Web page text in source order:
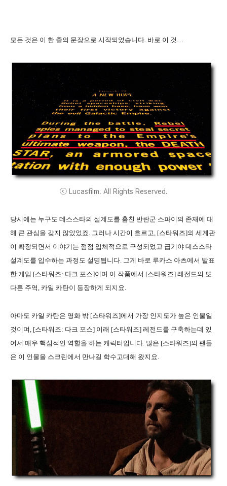
모든 것은 이 한 줄의 문장으로 시작되었습니다. 바로 이 것…
ⓒ Lucasfilm. All Rights Reserved.
당시에는 누구도 데스스타의 설계도를 훔친 반란군 스파이의 존재에 대
해 큰 관심을 갖지 않았었죠. 그러나 시간이 흐르고, [스타워즈]의 세계관
이 확장되면서 이야기는 점점 입체적으로 구성되었고 급기야 데스스타
설계도를 입수하는 과정도 설명됩니다. 그게 바로 루카스 아츠에서 발표
한 게임 [스타워즈: 다크 포스]이며 이 작품에서 [스타워즈] 레전드의 또
다른 주역, 카일 카탄이 등장하게 되지요.
아마도 카일 카탄은 영화 밖 [스타워즈]에서 가장 인지도가 높은 인물일
것이며, [스타워즈: 다크 포스] 이래 [스타워즈] 레전드를 구축하는데 있
어서 매우 핵심적인 역할을 하는 캐릭터입니다. 많은 [스타워즈]의 팬들
은 이 인물을 스크린에서 만나길 학수고대해 왔지요.